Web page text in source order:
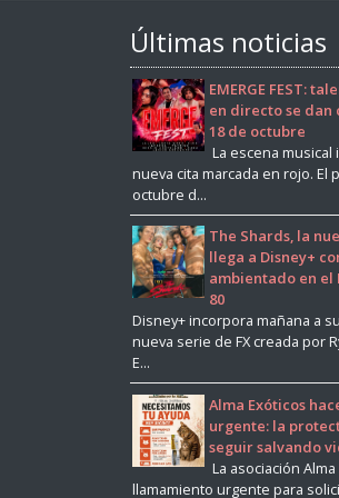
Últimas noticias
EMERGE FEST:
en directo se dan
18 de octubre
La escena
nueva cita marcada en rojo. El
octubre d...
The Shards, la
llega a Disney+
ambientado en el
80
Disney+ incorpora mañana a
nueva serie de FX creada por
E...
Alma Exóticos
urgente: la
seguir salvando
La asociación
llamamiento urgente para